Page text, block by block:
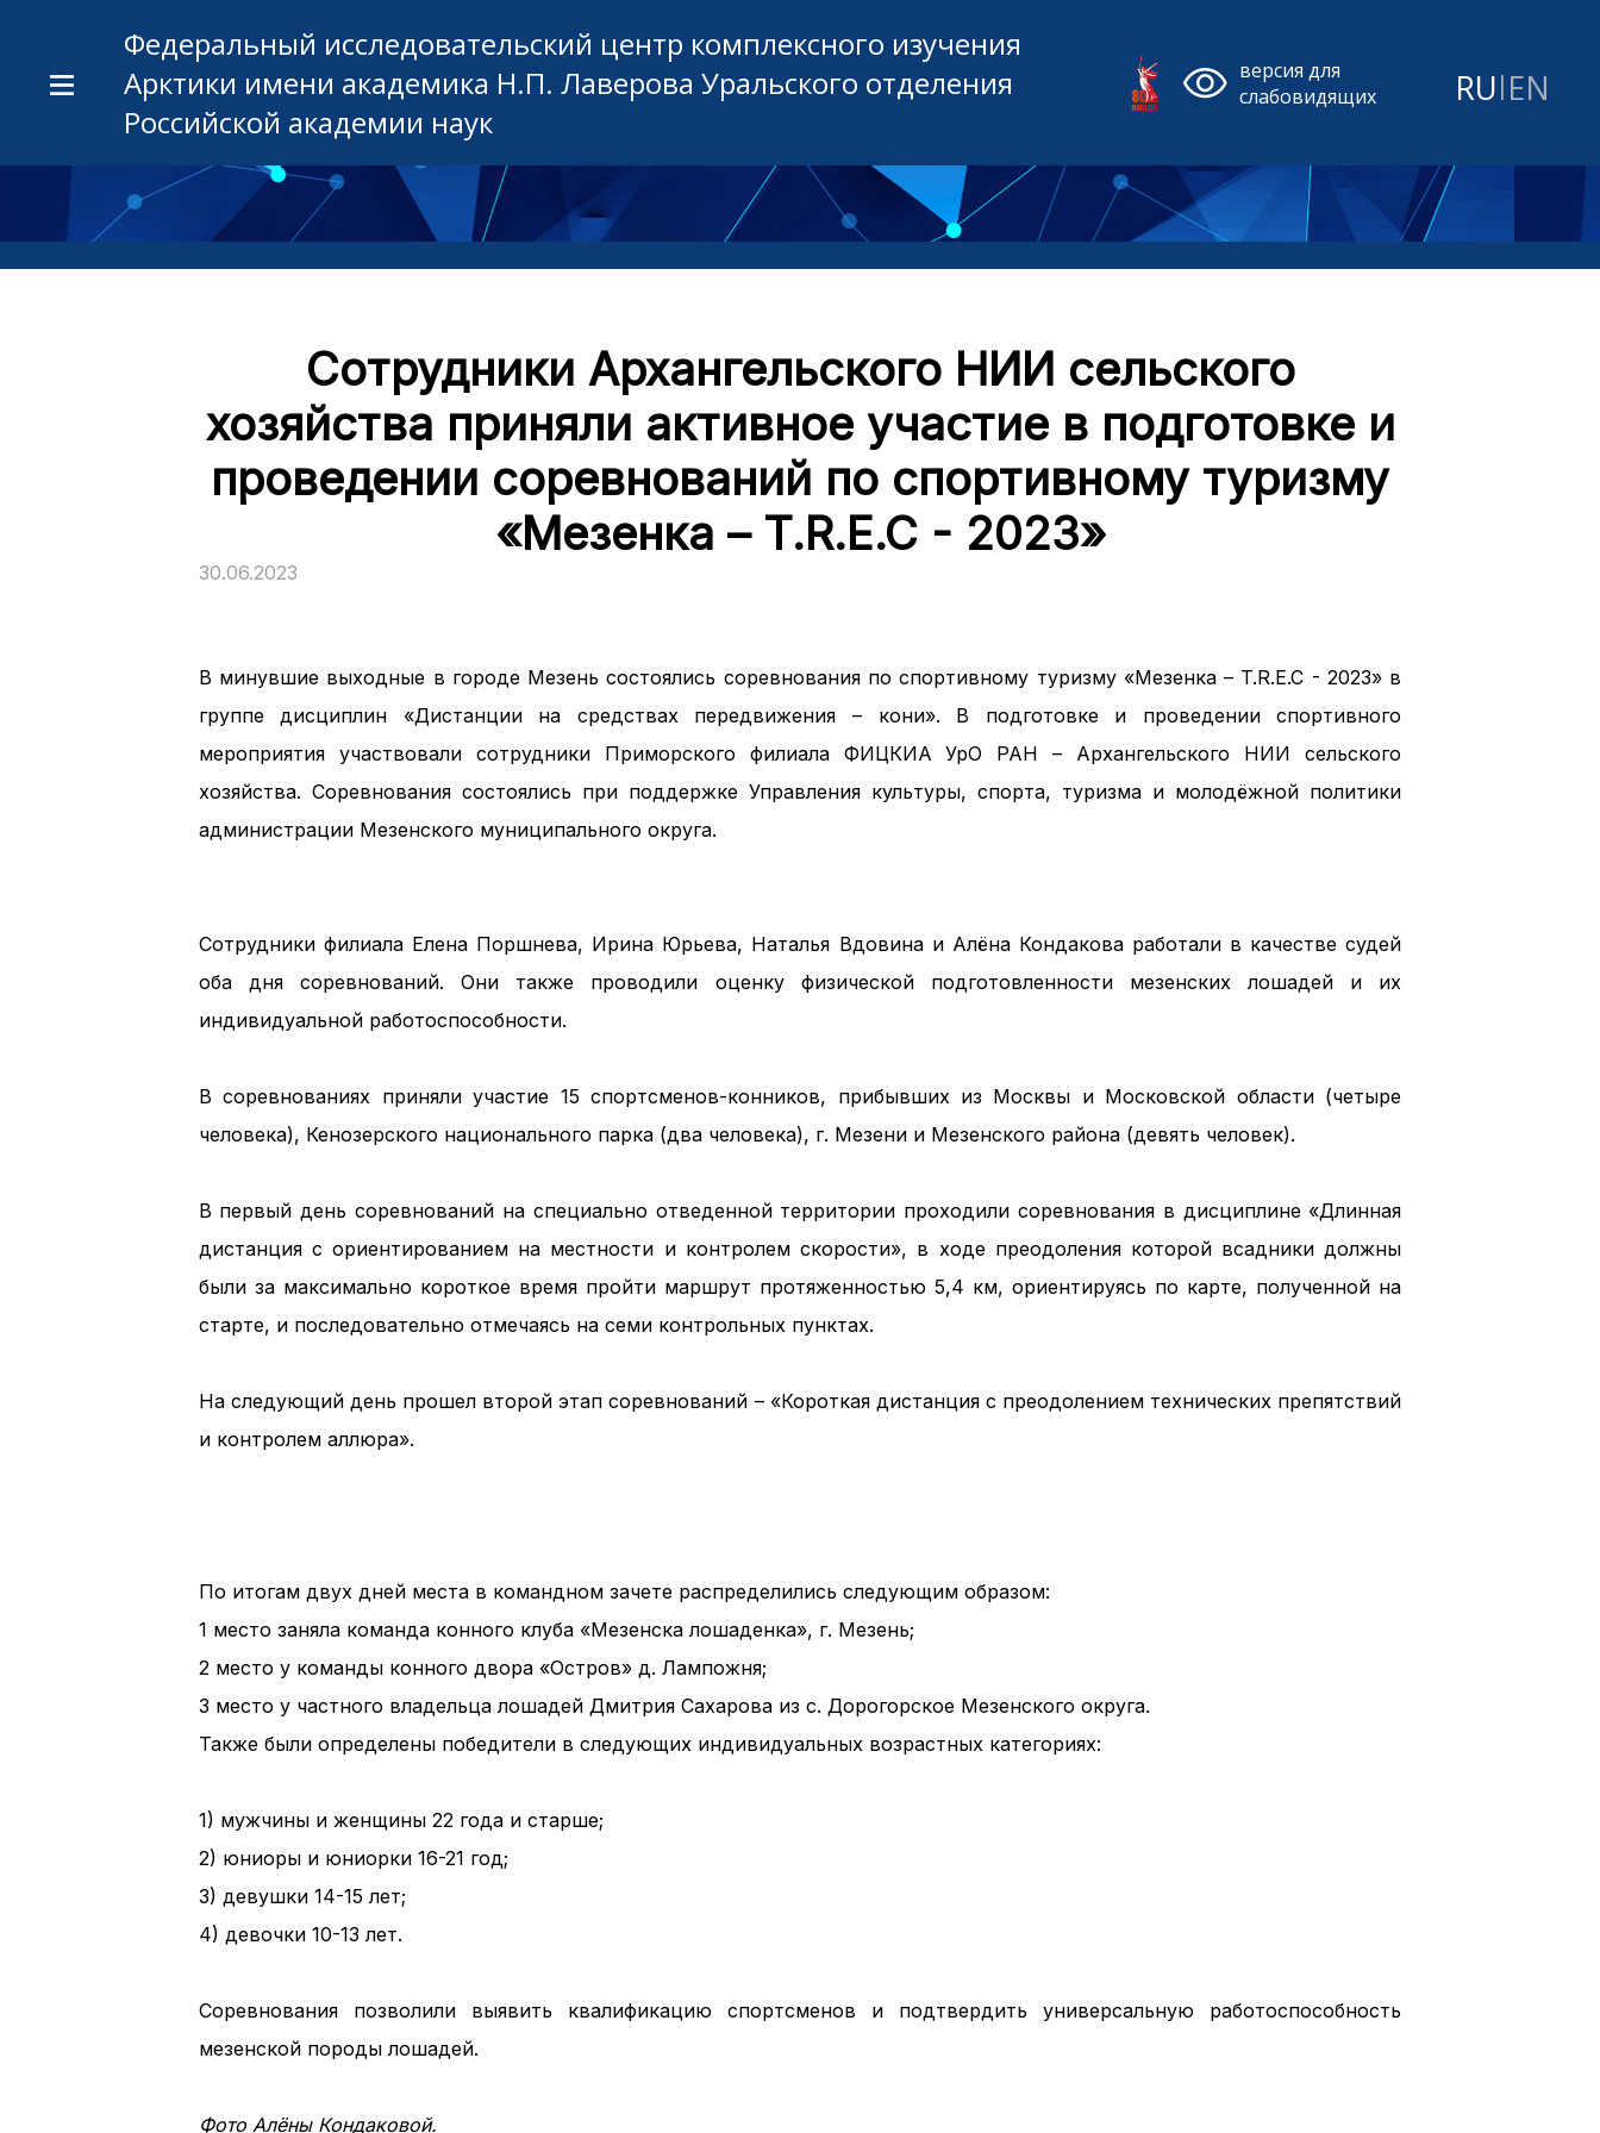
Федеральный исследовательский центр комплексного изучения
Арктики имени академика Н.П. Лаверова Уральского отделения
Российской академии наук
версия для
слабовидящих
RU| EN
Сотрудники Архангельского НИИ сельского
хозяйства приняли активное участие в подготовке и
проведении соревнований по спортивному туризму
«Мезенка – T.R.E.C - 2023»
30.06.2023
В минувшие выходные в городе Мезень состоялись соревнования по спортивному туризму «Мезенка – T.R.E.C - 2023» в
группе дисциплин «Дистанции на средствах передвижения – кони». В подготовке и проведении спортивного
мероприятия участвовали сотрудники Приморского филиала ФИЦКИА УрО РАН – Архангельского НИИ сельского
хозяйства. Соревнования состоялись при поддержке Управления культуры, спорта, туризма и молодёжной политики
администрации Мезенского муниципального округа.
Сотрудники филиала Елена Поршнева, Ирина Юрьева, Наталья Вдовина и Алёна Кондакова работали в качестве судей
оба дня соревнований. Они также проводили оценку физической подготовленности мезенских лошадей и их
индивидуальной работоспособности.
В соревнованиях приняли участие 15 спортсменов-конников, прибывших из Москвы и Московской области (четыре
человека), Кенозерского национального парка (два человека), г. Мезени и Мезенского района (девять человек).
В первый день соревнований на специально отведенной территории проходили соревнования в дисциплине «Длинная
дистанция с ориентированием на местности и контролем скорости», в ходе преодоления которой всадники должны
были за максимально короткое время пройти маршрут протяженностью 5,4 км, ориентируясь по карте, полученной на
старте, и последовательно отмечаясь на семи контрольных пунктах.
На следующий день прошел второй этап соревнований – «Короткая дистанция с преодолением технических препятствий
и контролем аллюра».
По итогам двух дней места в командном зачете распределились следующим образом:
1 место заняла команда конного клуба «Мезенска лошаденка», г. Мезень;
2 место у команды конного двора «Остров» д. Лампожня;
3 место у частного владельца лошадей Дмитрия Сахарова из с. Дорогорское Мезенского округа.
Также были определены победители в следующих индивидуальных возрастных категориях:
1) мужчины и женщины 22 года и старше;
2) юниоры и юниорки 16-21 год;
3) девушки 14-15 лет;
4) девочки 10-13 лет.
Соревнования позволили выявить квалификацию спортсменов и подтвердить универсальную работоспособность
мезенской породы лошадей.
Фото Алёны Кондаковой.